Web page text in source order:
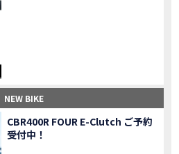
で1泊2日マスツーリング｜三重県〜静岡県｜Honda CL500 AfricaTwin
満載！三重の美味しいもの・パワースポット！【Honda Dream 松阪】
で女子ツーリング|三重県 松阪スタート！Honda Rebel250•500
女性ライダーがライティングスクールに潜入【HMS】Honda 400X
ターサイクリストスクールを体験してきました【バイク女子】
乗らないバイクはHonda Dreamへ！
なえさんバイク売れました！」連絡があり行ってきました
ー茉ひるさんご来店】ホンダドリーム四日市
NEW BIKE
CBR400R FOUR E-Clutch ご予約
受付中！